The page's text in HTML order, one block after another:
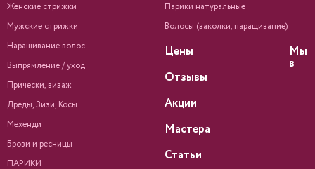
Женские стрижки
Мужские стрижки
Наращивание волос
Выпрямление / уход
Прически, визаж
Дреды, Зизи, Косы
Мехенди
Брови и ресницы
ПАРИКИ
Парики натуральные
Волосы (заколки, наращивание)
Цены
Отзывы
Акции
Мастера
Статьи
Мы
в